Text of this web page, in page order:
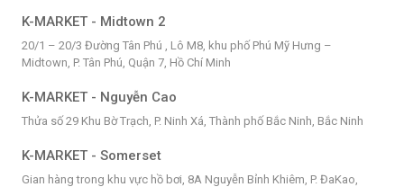
K-MARKET - Midtown 2
20/1 – 20/3 Đường Tân Phú , Lô M8, khu phố Phú Mỹ Hưng –
Midtown, P. Tân Phú, Quận 7, Hồ Chí Minh
K-MARKET - Nguyễn Cao
Thửa số 29 Khu Bờ Trạch, P. Ninh Xá, Thành phố Bắc Ninh, Bắc Ninh
K-MARKET - Somerset
Gian hàng trong khu vực hồ bơi, 8A Nguyễn Bỉnh Khiêm, P. ĐaKao,